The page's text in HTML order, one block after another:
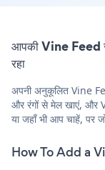
आपकी Vine Feed
रहा
अपनी अनुकूलित Vine
और रंगों से मेल खाएं, और
या जहाँ भी आप चाहें, पर
How To Add a